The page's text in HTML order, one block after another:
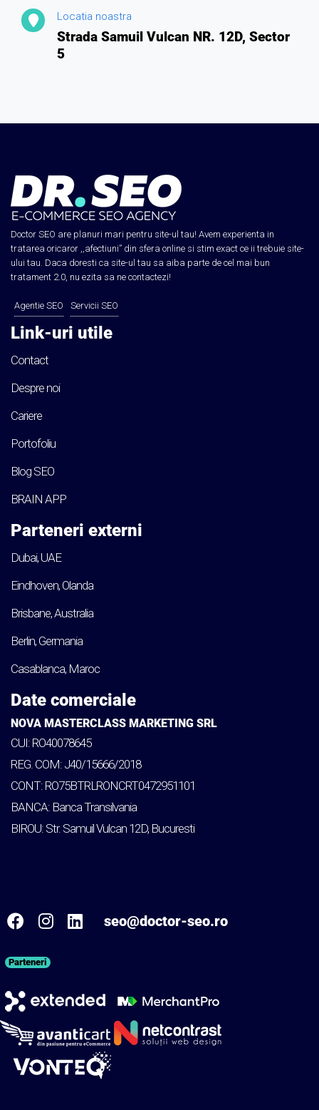
Locatia noastra
Strada Samuil Vulcan NR. 12D, Sector
5
Doctor SEO are planuri mari pentru site-ul tau! Avem experienta in
tratarea oricaror ,,afectiuni” din sfera online si stim exact ce ii trebuie site-
ului tau. Daca doresti ca site-ul tau sa aiba parte de cel mai bun
tratament 2.0, nu ezita sa ne contactezi!
Agentie SEO Servicii SEO
Link-uri utile
Contact
Despre noi
Cariere
Portofoliu
Blog SEO
BRAIN APP
Parteneri externi
Dubai, UAE
Eindhoven, Olanda
Brisbane, Australia
Berlin, Germania
Casablanca, Maroc
Date comerciale
NOVA MASTERCLASS MARKETING SRL
CUI: RO40078645
REG. COM: J40/15666/2018
CONT: RO75BTRLRONCRT0472951101
BANCA: Banca Transilvania
BIROU: Str. Samuil Vulcan 12D, Bucuresti
seo@doctor-seo.ro
Parteneri